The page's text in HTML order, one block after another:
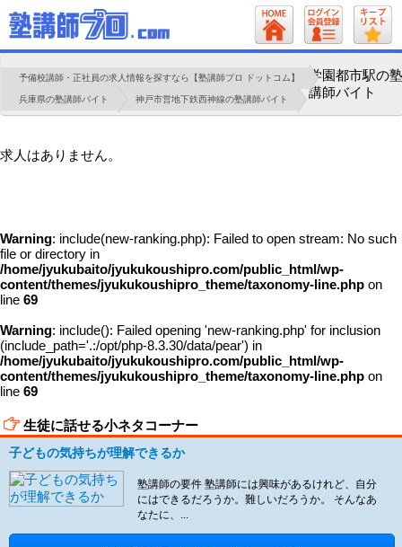
予備校講師・正社員の求人情報を探すなら【塾講師プロ ドットコム】
兵庫県の塾講師バイト 神戸市営地下鉄西神線の塾講師バイト
学園都市駅の塾
講師バイト
求人はありません。
Warning: include(new-ranking.php): Failed to open stream: No such
file or directory in
/home/jyukubaito/jyukukoushipro.com/public_html/wp-
content/themes/jyukukoushipro_theme/taxonomy-line.php on
line 69
Warning: include(): Failed opening 'new-ranking.php' for inclusion
(include_path='.:/opt/php-8.3.30/data/pear') in
/home/jyukubaito/jyukukoushipro.com/public_html/wp-
content/themes/jyukukoushipro_theme/taxonomy-line.php on
line 69
生徒に話せる小ネタコーナー
子どもの気持ちが理解できるか
塾講師の要件 塾講師には興味があるけれど、自分
にはできるだろうか。難しいだろうか。 そんなあ
なたに、...